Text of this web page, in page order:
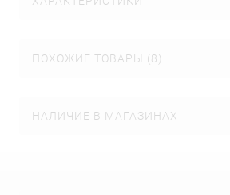
ПОХОЖИЕ ТОВАРЫ (8)
НАЛИЧИЕ В МАГАЗИНАХ